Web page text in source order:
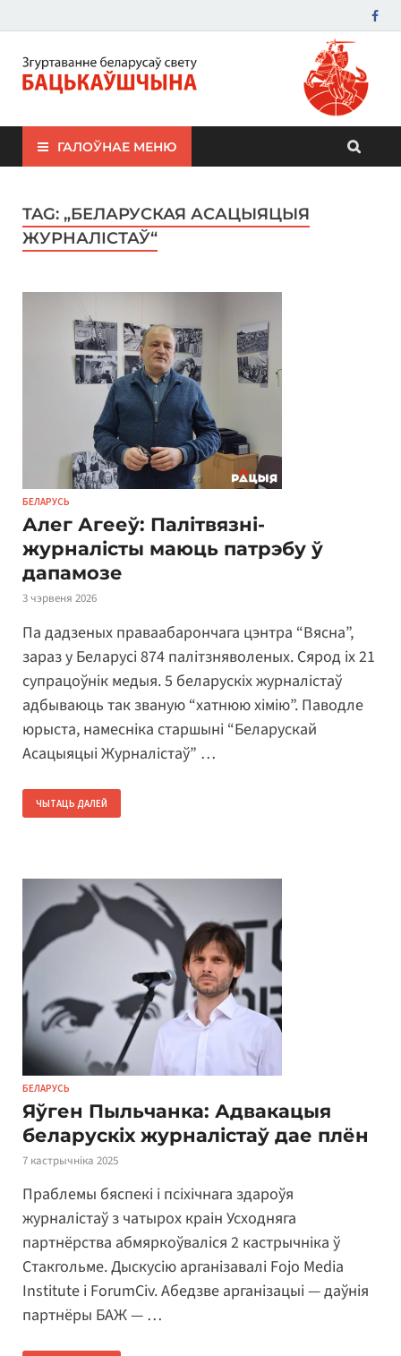
ЗБС "Бацькаўшчына"
ГАЛОЎНАЕ МЕНЮ
TAG: „БЕЛАРУСКАЯ АСАЦЫЯЦЫЯ
ЖУРНАЛІСТАЎ“
БЕЛАРУСЬ
Алег Агееў: Палітвязні-
журналісты маюць патрэбу ў
дапамозе
3 чэрвеня 2026
Па дадзеных праваабарончага цэнтра “Вясна”,
зараз у Беларусі 874 палітзняволеных. Сярод іх 21
супрацоўнік медыя. 5 беларускіх журналістаў
адбываюць так званую “хатнюю хімію”. Паводле
юрыста, намесніка старшыні “Беларускай
Асацыяцыі Журналістаў” …
ЧЫТАЦЬ ДАЛЕЙ
БЕЛАРУСЬ
Яўген Пыльчанка: Адвакацыя
беларускіх журналістаў дае плён
7 кастрычніка 2025
Праблемы бяспекі і псіхічнага здароўя
журналістаў з чатырох краін Усходняга
партнёрства абмяркоўваліся 2 кастрычніка ў
Стакгольме. Дыскусію арганізавалі Fojo Media
Institute і ForumCiv. Абедзве арганізацыі — даўнія
партнёры БАЖ — …